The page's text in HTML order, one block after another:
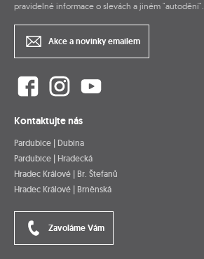
pravidelné informace o slevách a jiném "autodění".
Akce a novinky emailem
Kontaktujte nás
Pardubice | Dubina
Pardubice | Hradecká
Hradec Králové | Br. Štefanů
Hradec Králové | Brněnská
Zavoláme Vám